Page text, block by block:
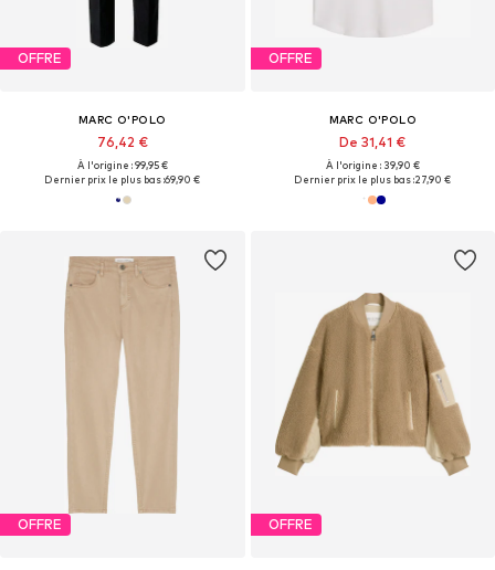
OFFRE
MARC O'POLO
76,42 €
À l'origine : 99,95 €
Dernier prix le plus bas :69,90 €
OFFRE
MARC O'POLO
De 31,41 €
À l'origine : 39,90 €
Dernier prix le plus bas :27,90 €
OFFRE OFFRE